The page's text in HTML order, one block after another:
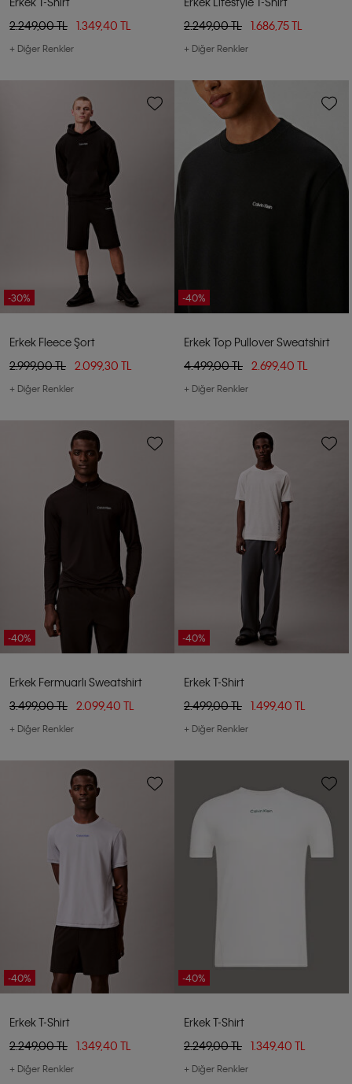
2.249,00 TL
1.349,40 TL
+ Diğer Renkler
2.249,00 TL
1.686,75 TL
+ Diğer Renkler
-30%
Erkek Fleece Şort
2.999,00 TL
2.099,30 TL
+ Diğer Renkler
-40%
Erkek Top Pullover Sweatshirt
4.499,00 TL
2.699,40 TL
+ Diğer Renkler
-40%
Erkek Fermuarlı Sweatshirt
3.499,00 TL
2.099,40 TL
+ Diğer Renkler
-40%
Erkek T-Shirt
2.499,00 TL
1.499,40 TL
+ Diğer Renkler
-40%
Erkek T-Shirt
2.249,00 TL
1.349,40 TL
+ Diğer Renkler
-40%
Erkek T-Shirt
2.249,00 TL
1.349,40 TL
+ Diğer Renkler